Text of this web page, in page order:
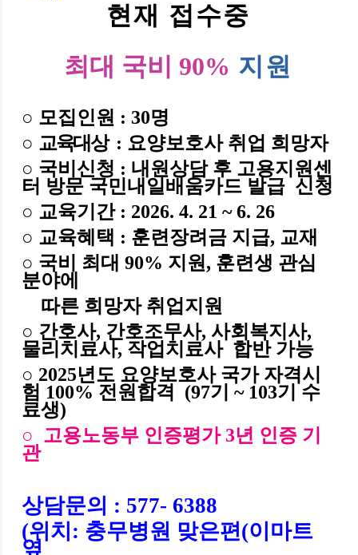
현재 접수중
최대 국비 90% 지원
○ 모집인원 : 30명
○ 교육대상 : 요양보호사 취업 희망자
○ 국비신청 : 내원상담 후 고용지원센
터 방문 국민내일배움카드 발급 신청
○ 교육기간 : 2026. 4. 21 ~ 6. 26
○ 교육혜택 : 훈련장려금 지급, 교재
○ 국비 최대 90% 지원 , 훈련생 관심
분야에
따른 희망자 취업지원
○ 간호사, 간호조무사, 사회복지사,
물리치료사, 작업치료사 합반 가능
○ 2025년도 요양보호사 국가 자격시
험 100% 전원합격 (97기 ~ 103기 수
료생)
○ 고용노동부 인증평가 3년 인증 기
관
상담문의 : 577- 6388
(위치 : 충무병원 맞은편(이마트
옆